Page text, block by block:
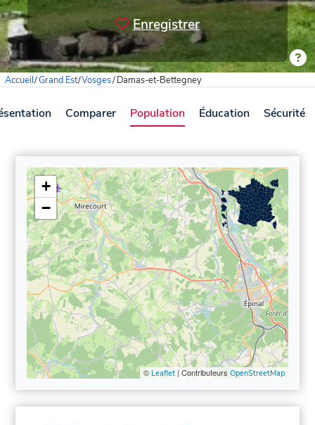
Enregistrer
Accueil/Grand Est/Vosges/Damas-et-Bettegney
Comparer Population Éducation Sécurité
+
−
© Leaflet| Contributeurs OpenStreetMap